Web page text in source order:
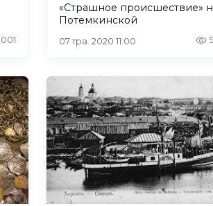
«Страшное происшествие»
Потемкинской
07 тра. 2020 11:00